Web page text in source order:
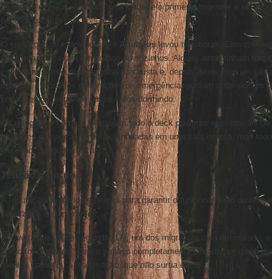
Mulheres e crianças tinham prioridade, e o primeiro migrante a ser
bebê de não mais de dois anos.
O embarque de todos no navio Aquariuslevou três horas. Eles
abraçavam, ficavam em grupos ou sozinhos. Alguns ainda tinham
conversar, mas a maioria estava exausta e, depois de receber um kit
cobertor e biscoitos com rações de emergência, podiam optar por um
pouco tempo, estavam quase todos dormindo.
Os refugiados homens ocuparam todo o deck posterior e as laterais do
Mulheres e crianças foram acomodadas em uma sala interna, mas
exceção, dormiam no chão.
Tensão a bordo
A tripulação do navio se reveza para garantir o funcionamento do
segurança dos migrantes.
Por volta das 2h de segunda (17), um dos migrantes caiu desmaiado,
bordo foi chamada. Com o espaço completamente tomado por quem
médica começou a reanimação, que não surtia efeito.